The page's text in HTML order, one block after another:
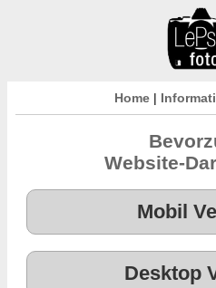
Home|
Website-